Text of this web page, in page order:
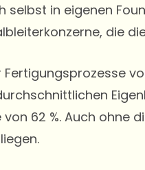
selbst in eigenen
die
Fertigungsprozesse
62 %. Auch ohne